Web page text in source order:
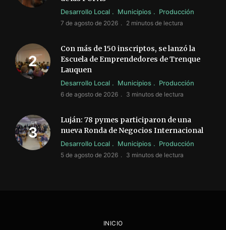
Desarrollo Local Municipios Producción
7 de agosto de 2026 2 minutos de lectura
Con más de 150 inscriptos, se lanzó la
Escuela de Emprendedores de Trenque
Lauquen
Desarrollo Local Municipios Producción
6 de agosto de 2026 3 minutos de lectura
Luján: 78 pymes participaron de una
nueva Ronda de Negocios Internacional
Desarrollo Local Municipios Producción
5 de agosto de 2026 3 minutos de lectura
INICIO